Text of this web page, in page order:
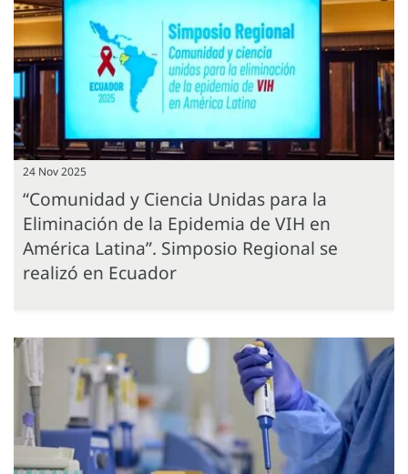
24 Nov 2025
“Comunidad y Ciencia Unidas para la
Eliminación de la Epidemia de VIH en
América Latina”. Simposio Regional se
realizó en Ecuador